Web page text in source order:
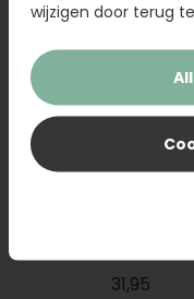
31,95
wijzigen door terug